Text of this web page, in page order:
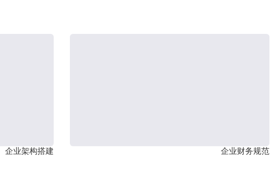
企业架构搭建 企业财务规范